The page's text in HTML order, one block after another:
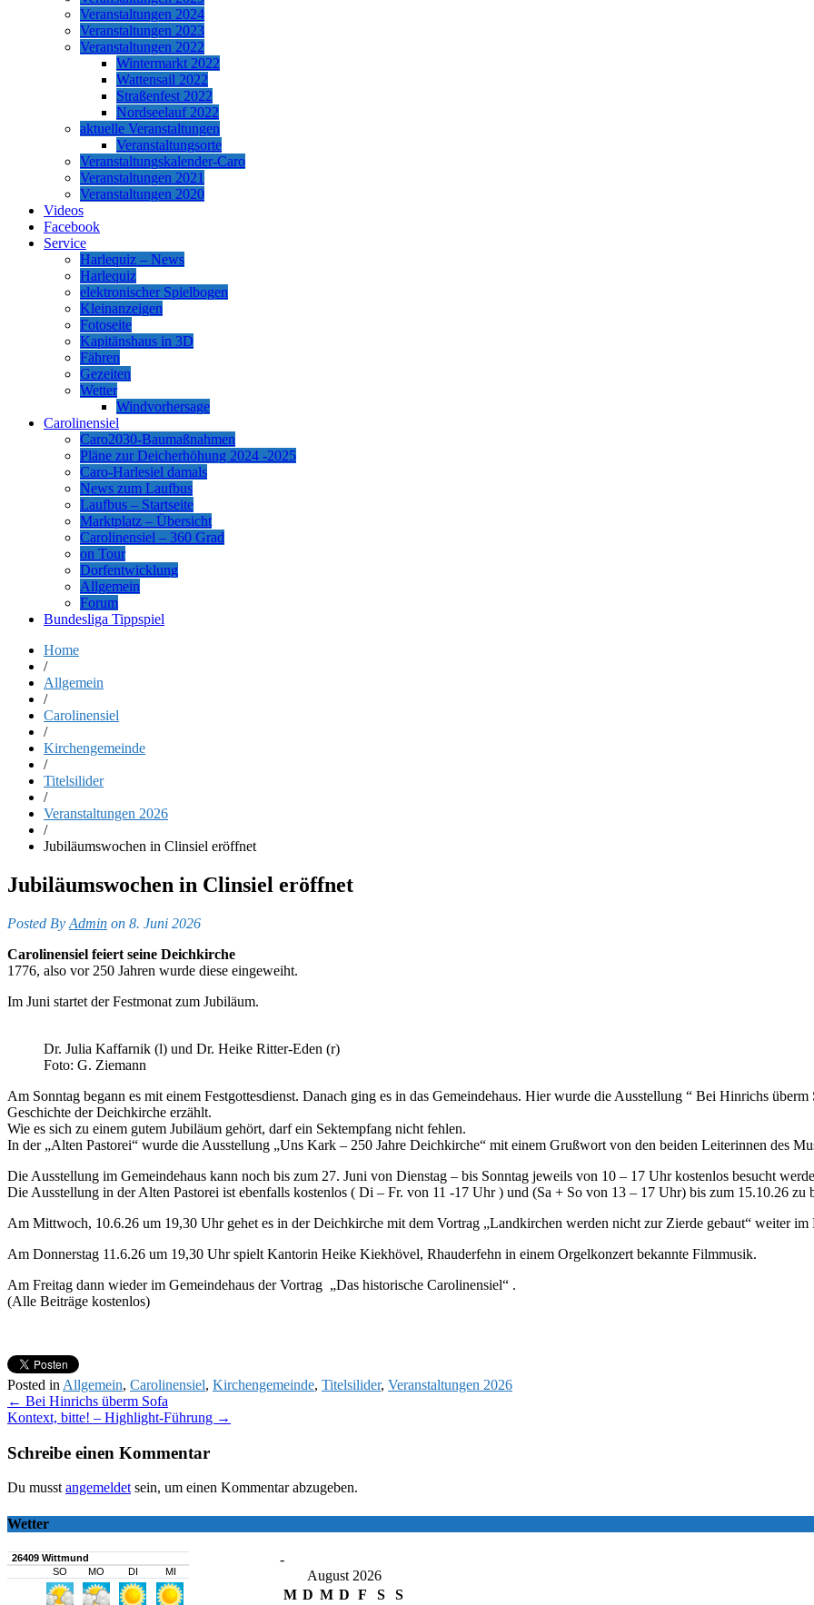
Veranstaltungen 2024
Veranstaltungen 2023
Veranstaltungen 2022
Wintermarkt 2022
Wattensail 2022
Straßenfest 2022
Nordseelauf 2022
aktuelle Veranstaltungen
Veranstaltungsorte
Veranstaltungskalender-Caro
Veranstaltungen 2021
Veranstaltungen 2020
Videos
Facebook
Service
Harlequiz – News
Harlequiz
elektronischer Spielbogen
Kleinanzeigen
Fotoseite
Kapitänshaus in 3D
Fähren
Gezeiten
Wetter
Windvorhersage
Carolinensiel
Caro2030-Baumaßnahmen
Pläne zur Deicherhöhung 2024 -2025
Caro-Harlesiel damals
News zum Laufbus
Laufbus – Startseite
Marktplatz – Übersicht
Carolinensiel – 360 Grad
on Tour
Dorfentwicklung
Allgemein
Forum
Bundesliga Tippspiel
Home
/
Allgemein
/
Carolinensiel
/
Kirchengemeinde
/
Titelsilider
/
Veranstaltungen 2026
/
Jubiläumswochen in Clinsiel eröffnet
Jubiläumswochen in Clinsiel eröffnet
Posted By Admin on 8. Juni 2026
Carolinensiel feiert seine Deichkirche
1776, also vor 250 Jahren wurde diese eingeweiht.
Im Juni startet der Festmonat zum Jubiläum.
Dr. Julia Kaffarnik (l) und Dr. Heike Ritter-Eden (r)
Foto: G. Ziemann
Am Sonntag begann es mit einem Festgottesdienst. Danach ging es in das Gemeindehaus. Hier wurde die Ausstellung “ Bei Hinrichs
Geschichte der Deichkirche erzählt.
Wie es sich zu einem gutem Jubiläum gehört, darf ein Sektempfang nicht fehlen.
In der „Alten Pastorei“ wurde die Ausstellung „Uns Kark – 250 Jahre Deichkirche“ mit einem Grußwort von den beiden Leiterinnen des
Die Ausstellung im Gemeindehaus kann noch bis zum 27. Juni von Dienstag – bis Sonntag jeweils von 10 – 17 Uhr kostenlos besucht
Die Ausstellung in der Alten Pastorei ist ebenfalls kostenlos ( Di – Fr. von 11 -17 Uhr ) und (Sa + So von 13 – 17 Uhr) bis zum 15.10.26 zu
Am Mittwoch, 10.6.26 um 19,30 Uhr gehet es in der Deichkirche mit dem Vortrag „Landkirchen werden nicht zur Zierde gebaut“ weiter im
Am Donnerstag 11.6.26 um 19,30 Uhr spielt Kantorin Heike Kiekhövel, Rhauderfehn in einem Orgelkonzert bekannte Filmmusik.
Am Freitag dann wieder im Gemeindehaus der Vortrag „Das historische Carolinensiel“ .
(Alle Beiträge kostenlos)
Posted in Allgemein, Carolinensiel, Kirchengemeinde, Titelsilider, Veranstaltungen 2026
Post
navigation
← Bei Hinrichs überm Sofa
Kontext, bitte! – Highlight-Führung →
Schreibe einen Kommentar
Du musst angemeldet sein, um einen Kommentar abzugeben.
Wetter
-
August 2026
M D M D F S
S